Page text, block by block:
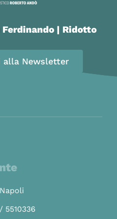
| Ridotto
alla Newsletter
5510336